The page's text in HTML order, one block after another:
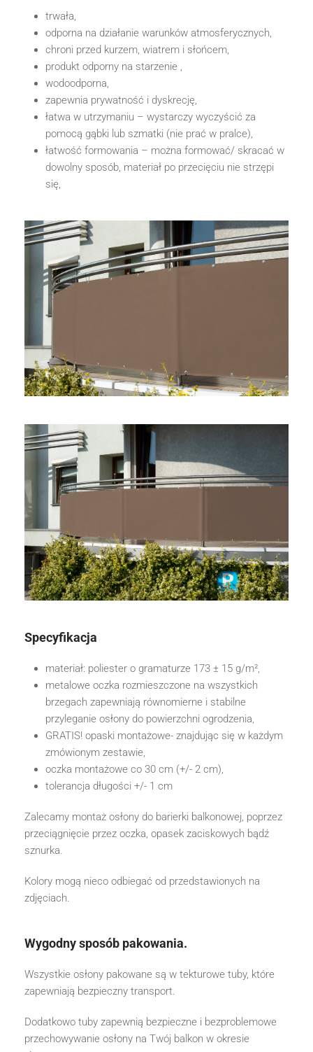
trwała,
odporna na działanie warunków atmosferycznych,
chroni przed kurzem, wiatrem i słońcem,
produkt odporny na starzenie ,
wodoodporna,
zapewnia prywatność i dyskrecję,
łatwa w utrzymaniu – wystarczy wyczyścić za
pomocą gąbki lub szmatki (nie prać w pralce),
łatwość formowania – można formować/ skracać w
dowolny sposób, materiał po przecięciu nie strzępi
się,
Specyfikacja
materiał: poliester o gramaturze 173 ± 15 g/m²,
metalowe oczka rozmieszczone na wszystkich
brzegach zapewniają równomierne i stabilne
przyleganie osłony do powierzchni ogrodzenia,
GRATIS! opaski montażowe- znajdując się w każdym
zmówionym zestawie,
oczka montażowe co 30 cm (+/- 2 cm),
tolerancja długości +/- 1 cm
Zalecamy montaż osłony do barierki balkonowej, poprzez
przeciągnięcie przez oczka, opasek zaciskowych bądź
sznurka.
Kolory mogą nieco odbiegać od przedstawionych na
zdjęciach.
Wygodny sposób pakowania.
Wszystkie osłony pakowane są w tekturowe tuby, które
zapewniają bezpieczny transport.
Dodatkowo tuby zapewnią bezpieczne i bezproblemowe
przechowywanie osłony na Twój balkon w okresie